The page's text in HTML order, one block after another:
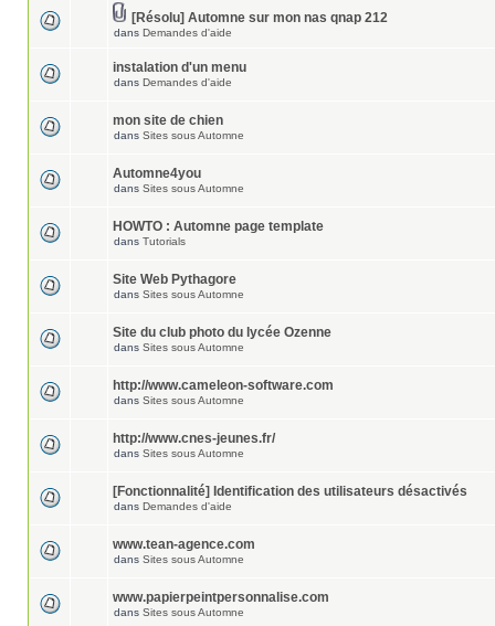
[Résolu] Automne sur mon nas qnap 212
dans Demandes d'aide
instalation d'un menu
dans Demandes d'aide
mon site de chien
dans Sites sous Automne
Automne4you
dans Sites sous Automne
HOWTO : Automne page template
dans Tutorials
Site Web Pythagore
dans Sites sous Automne
Site du club photo du lycée Ozenne
dans Sites sous Automne
http://www.cameleon-software.com
dans Sites sous Automne
http://www.cnes-jeunes.fr/
dans Sites sous Automne
[Fonctionnalité] Identification des utilisateurs désactivés
dans Demandes d'aide
www.tean-agence.com
dans Sites sous Automne
www.papierpeintpersonnalise.com
dans Sites sous Automne